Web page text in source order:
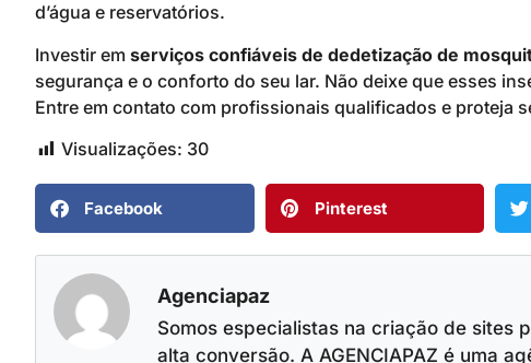
d’água e reservatórios.
Investir em serviços confiáveis de dedetização de
segurança e o conforto do seu lar. Não deixe que esses
Entre em contato com profissionais qualificados e proteja
Visualizações: 30
Facebook Pinterest
Agenciapaz
Somos especialistas na criação de sites
alta conversão. A AGENCIAPAZ é uma